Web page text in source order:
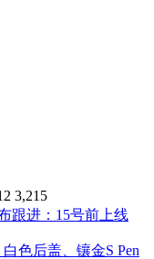
3,215
跟进：15号前上线
色后盖、镶金S Pen